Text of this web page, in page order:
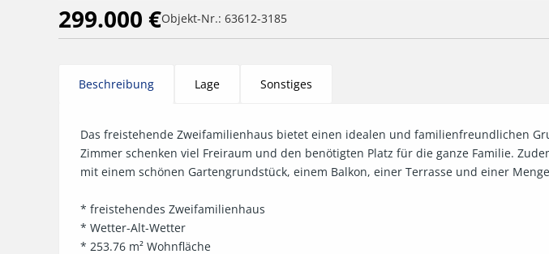
299.000 €Objekt-Nr.: 63612-3185
Beschreibung Lage Sonstiges
Das freistehende Zweifamilienhaus bietet einen idealen und familienfreundlichen
Zimmer schenken viel Freiraum und den benötigten Platz für die ganze Familie.
mit einem schönen Gartengrundstück, einem Balkon, einer Terrasse und einer
* freistehendes Zweifamilienhaus
* Wetter-Alt-Wetter
* 253.76 m² Wohnfläche